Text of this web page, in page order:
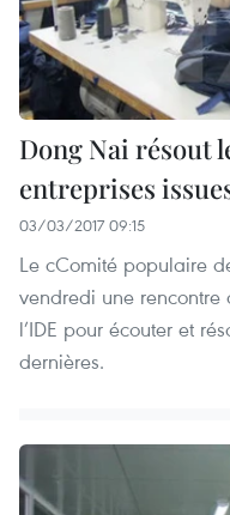
Dong Nai résout
entreprises
03/03/2017 09:15
Le cComité populaire
vendredi une rencontre
l’IDE pour écouter et
dernières.